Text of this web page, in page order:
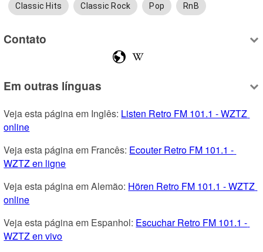
Classic Hits Classic Rock Pop RnB
Contato
Em outras línguas
Veja esta página em Inglês: Listen Retro FM 101.1 - WZTZ
online
Veja esta página em Francês: Ecouter Retro FM 101.1 -
WZTZ en ligne
Veja esta página em Alemão: Hören Retro FM 101.1 - WZTZ
online
Veja esta página em Espanhol: Escuchar Retro FM 101.1 -
WZTZ en vivo